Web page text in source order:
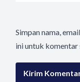
Simpan nama,
ini untuk